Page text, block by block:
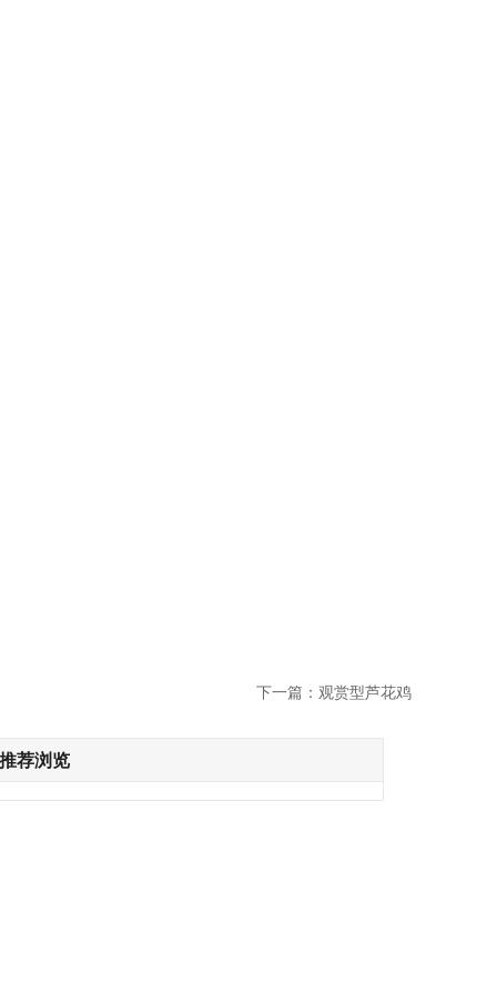
下一篇：观赏型芦花鸡
推荐浏览